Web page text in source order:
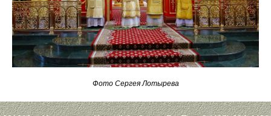
Фото Сергея Лотырева